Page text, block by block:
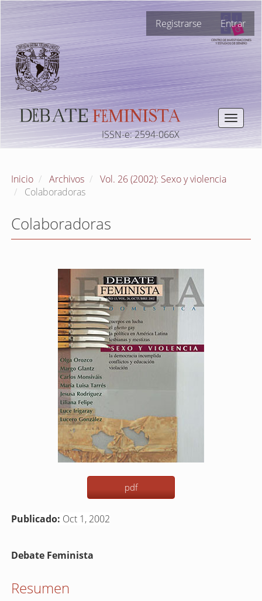
Navegación
principal
Contenido
principal
Barra
lateral
Registrarse Entrar
Toggle
ISSN-e: 2594-066X
Inicio Archivos
Vol. 26 (2002): Sexo y violencia
Colaboradoras
Colaboradoras
pdf
Publicado: Oct 1, 2002
Contenido
del
Debate Feminista
Resumen